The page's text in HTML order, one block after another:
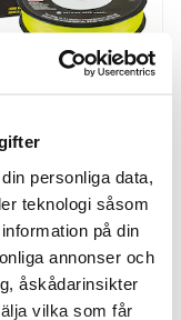
personliga data,
teknologi såsom
på din
annonser och
åskådarinsikter
vilka som får
pris
krTidigare pris:
219,00 kr
219,00 kr
FINNS I LAGER.
LÄS MER